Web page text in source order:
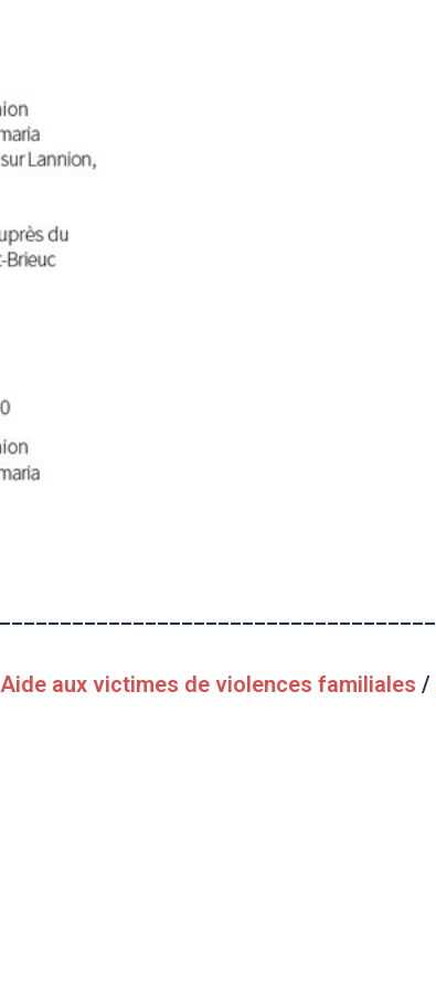
Aide aux victimes de violences familiales /